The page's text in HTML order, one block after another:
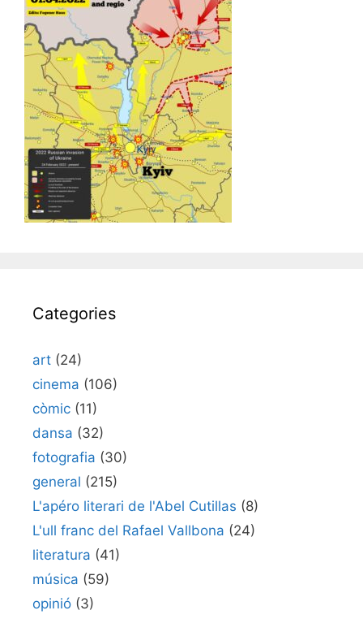
Categories
art (24)
cinema (106)
còmic (11)
dansa (32)
fotografia (30)
general (215)
L'apéro literari de l'Abel Cutillas (8)
L'ull franc del Rafael Vallbona (24)
literatura (41)
música (59)
opinió (3)